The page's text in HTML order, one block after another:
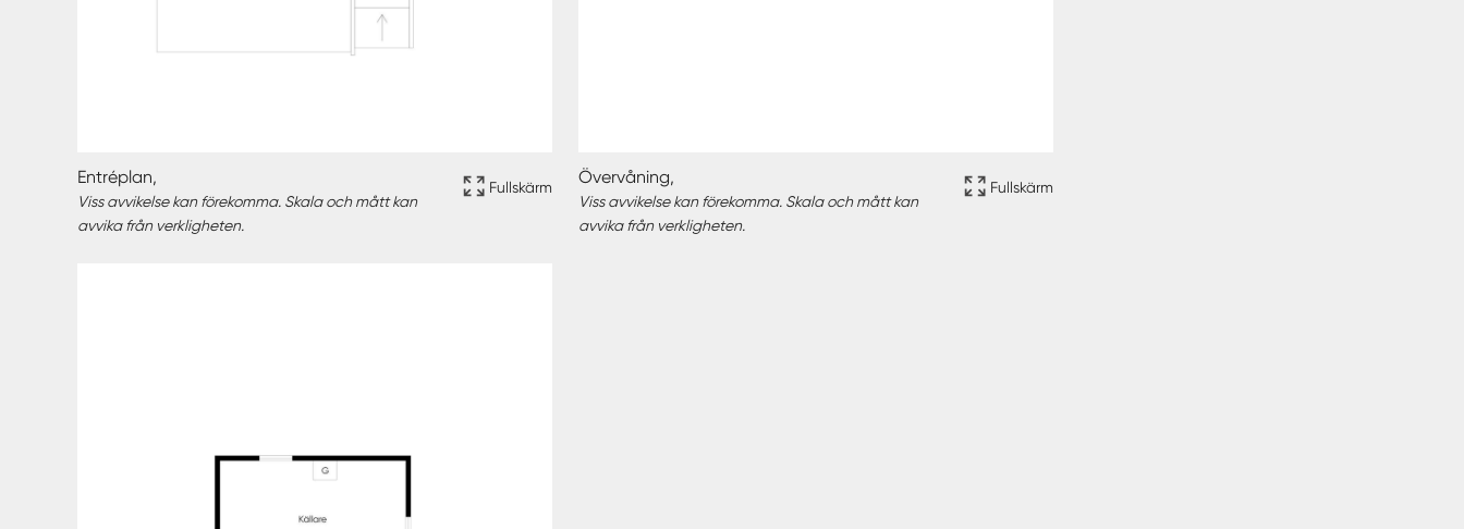
Entréplan,
Viss avvikelse kan förekomma. Skala och mått kan
avvika från verkligheten.
Fullskärm Övervåning,
Viss avvikelse kan förekomma. Skala och mått kan
avvika från verkligheten.
Fullskärm